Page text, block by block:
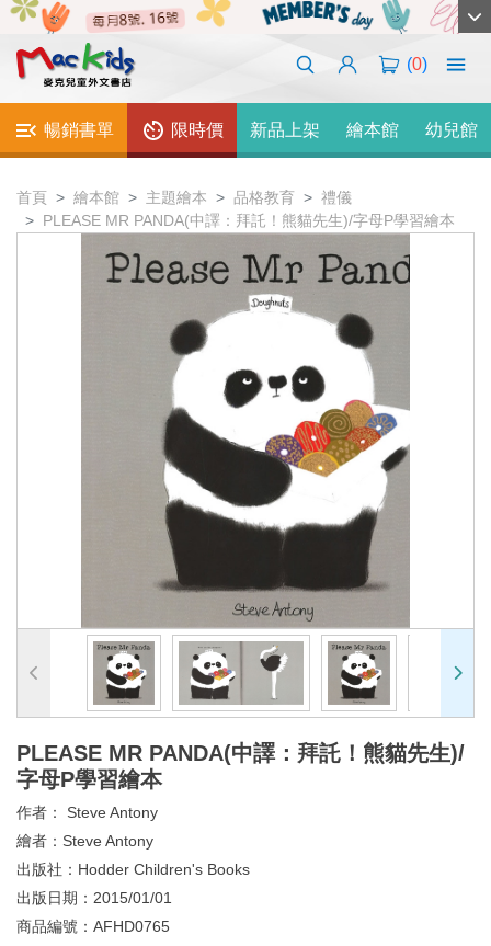
(0)
暢銷書單 限時價 新品上架 繪本館 幼兒館
首頁 繪本館 主題繪本 品格教育
禮儀
PLEASE MR PANDA(中譯：拜託！熊貓先生)/字母P學習繪本
PLEASE MR PANDA(中譯：拜託！熊貓先生)/
字母P學習繪本
作者： Steve Antony
繪者： Steve Antony
出版社： Hodder Children's Books
出版日期： 2015/01/01
商品編號： AFHD0765